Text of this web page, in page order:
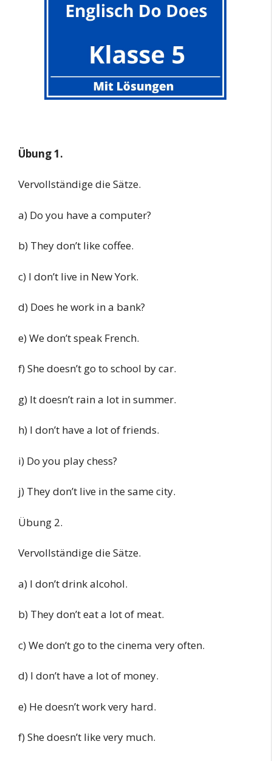
Übung 1.
Vervollständige die Sätze.
a) Do you have a computer?
b) They don’t like coffee.
c) I don’t live in New York.
d) Does he work in a bank?
e) We don’t speak French.
f) She doesn’t go to school by car.
g) It doesn’t rain a lot in summer.
h) I don’t have a lot of friends.
i) Do you play chess?
j) They don’t live in the same city.
Übung 2.
Vervollständige die Sätze.
a) I don’t drink alcohol.
b) They don’t eat a lot of meat.
c) We don’t go to the cinema very often.
d) I don’t have a lot of money.
e) He doesn’t work very hard.
f) She doesn’t like very much.